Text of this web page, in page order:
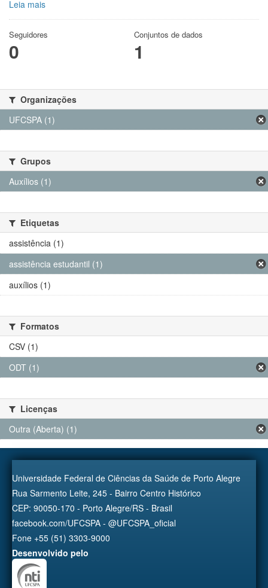
Leia mais
Seguidores
0
Conjuntos de dados
1
Organizações
UFCSPA (1)
Grupos
Auxílios (1)
Etiquetas
assistência (1)
assistência estudantil (1)
auxílios (1)
Formatos
CSV (1)
ODT (1)
Licenças
Outra (Aberta) (1)
Universidade Federal de Ciências da Saúde de Porto Alegre
Rua Sarmento Leite, 245 - Bairro Centro Histórico
CEP: 90050-170 - Porto Alegre/RS - Brasil
facebook.com/UFCSPA - @UFCSPA_oficial
Fone +55 (51) 3303-9000
Desenvolvido pelo